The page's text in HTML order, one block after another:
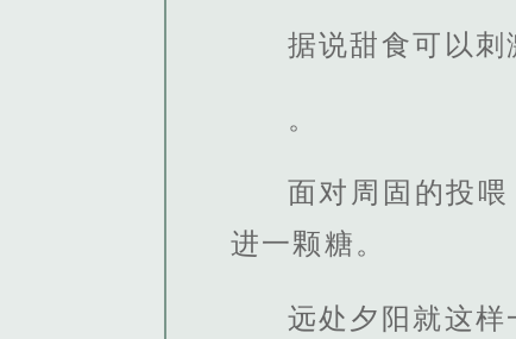
据说甜食可以刺
。
面对周固的投
进一颗糖。
远处夕阳就这样